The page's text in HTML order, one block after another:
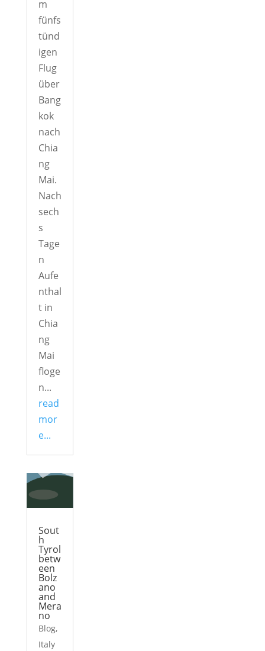
m
fünfs
tünd
igen
Flug
über
Bang
kok
nach
Chia
ng
Mai.
Nach
sech
s
Tage
n
Aufe
nthal
t in
Chia
ng
Mai
floge
n...
read
mor
e...
Sout
h
Tyrol
betw
een
Bolz
ano
and
Mera
no
Blog,
Italy